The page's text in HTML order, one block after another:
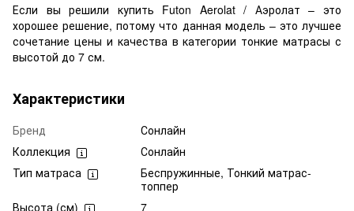
Если вы решили купить Futon Aerolat / Аэролат – это
хорошее решение, потому что данная модель – это лучшее
сочетание цены и качества в категории тонкие матрасы с
высотой до 7 см.
Характеристики
Бренд
Сонлайн
Коллекция
Сонлайн
Тип матраса
Беспружинные, Тонкий матрас-
топпер
Высота (см)
7